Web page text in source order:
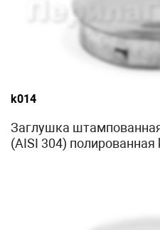
k014
Заглушка
(AISI 304) полированная